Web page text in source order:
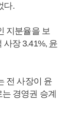
다.
지분율을 보
사장 3.41%, 윤
전 사장이 윤
경영권 승계